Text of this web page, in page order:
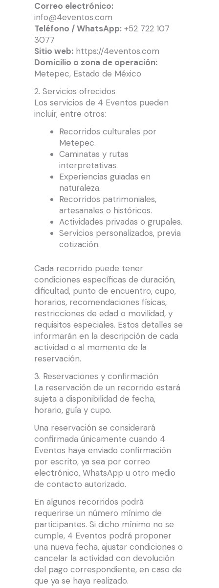
Correo electrónico:
info@4eventos.com
Teléfono / WhatsApp: +52 722 107
3077
Sitio web: https://4eventos.com
Domicilio o zona de operación:
Metepec, Estado de México
2. Servicios ofrecidos
Los servicios de 4 Eventos pueden
incluir, entre otros:
Recorridos culturales por
Metepec.
Caminatas y rutas
interpretativas.
Experiencias guiadas en
naturaleza.
Recorridos patrimoniales,
artesanales o históricos.
Actividades privadas o grupales.
Servicios personalizados, previa
cotización.
Cada recorrido puede tener
condiciones específicas de duración,
dificultad, punto de encuentro, cupo,
horarios, recomendaciones físicas,
restricciones de edad o movilidad, y
requisitos especiales. Estos detalles se
informarán en la descripción de cada
actividad o al momento de la
reservación.
3. Reservaciones y confirmación
La reservación de un recorrido estará
sujeta a disponibilidad de fecha,
horario, guía y cupo.
Una reservación se considerará
confirmada únicamente cuando 4
Eventos haya enviado confirmación
por escrito, ya sea por correo
electrónico, WhatsApp u otro medio
de contacto autorizado.
En algunos recorridos podrá
requerirse un número mínimo de
participantes. Si dicho mínimo no se
cumple, 4 Eventos podrá proponer
una nueva fecha, ajustar condiciones o
cancelar la actividad con devolución
del pago correspondiente, en caso de
que ya se haya realizado.